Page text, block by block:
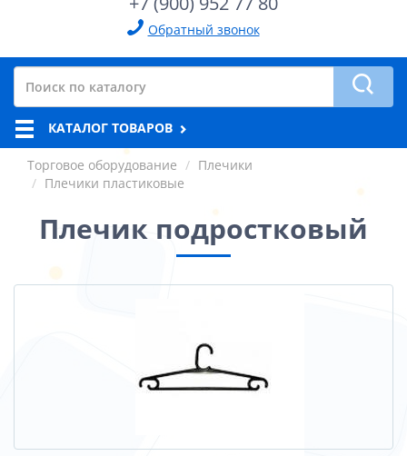
Обратный звонок
КАТАЛОГ ТОВАРОВ
Торговое оборудование
Плечики
Плечики пластиковые
Плечик подростковый